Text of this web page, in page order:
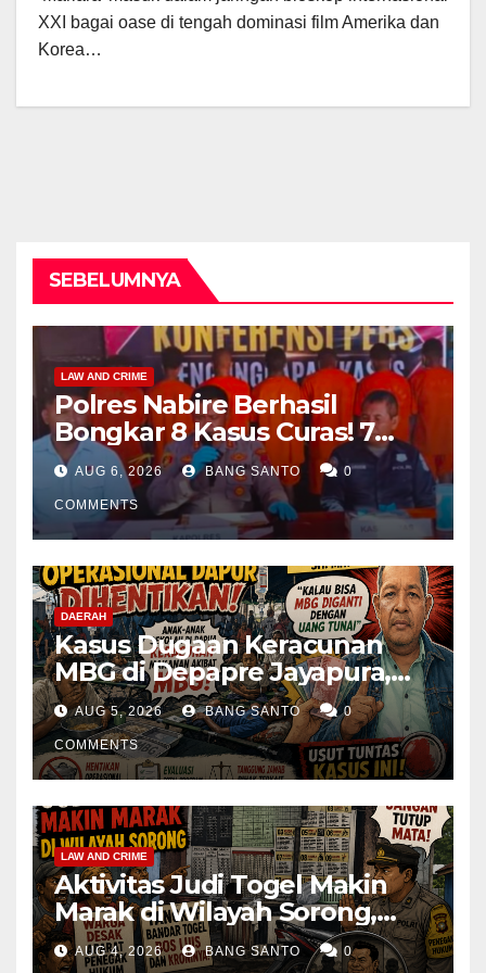
XXI bagai oase di tengah dominasi film Amerika dan
Korea…
SEBELUMNYA
LAW AND CRIME
Polres Nabire Berhasil
Bongkar 8 Kasus Curas! 7
Pelaku Ditangkap, 62 Motor
Kembali Diamankan
AUG 6, 2026 BANG SANTO 0
COMMENTS
DAERAH
Kasus Dugaan Keracunan
MBG di Depapre Jayapura,
Aktivis Papua Minta
Operasional Dapur
Dihentikan & Evaluasi
Menyeluruh
AUG 5, 2026 BANG SANTO 0
COMMENTS
LAW AND CRIME
Aktivitas Judi Togel Makin
Marak di Wilayah Sorong,
Warga Desak Aparat Segera
Tangkap Bandar Luis dan
AUG 4, 2026 BANG SANTO 0